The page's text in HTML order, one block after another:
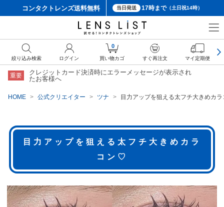
コンタクトレンズ送料無料 当日発送 17時まで（土日祝14時）
重要
クレジットカード決済時にエラーメッセージが表示され
たお客様へ
HOME 公式クリエイター ツナ 目力アップを狙える太フチ大きめカラ
目力アップを狙える太フチ大きめカラ
コン♡
絞り込み検索 ログイン
0
買い物カゴ すぐ再注文 マイ定期便